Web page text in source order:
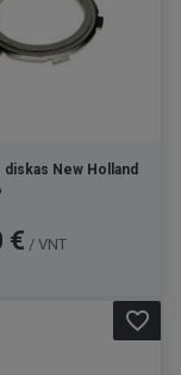
diskas New Holland
€ / VNT
favorite_border